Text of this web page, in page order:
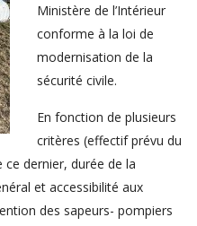
Ministère de l’Intérieur
conforme à la loi de
modernisation de la
sécurité civile.
En fonction de plusieurs
critères (effectif prévu du
dernier, durée de la
et accessibilité aux
des sapeurs- pompiers